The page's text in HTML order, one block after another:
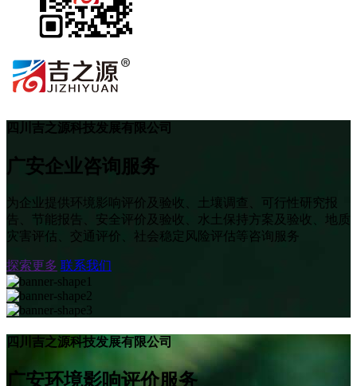
四川吉之源科技发展有限公司
广安企业咨询服务
为企业提供环境影响评价及验收、土壤调查、可行性研究报
告、节能报告、安全评价及验收、水土保持方案及验收、地质
灾害评估、交通评价、社会稳定风险评估等咨询服务
探索更多 联系我们
四川吉之源科技发展有限公司
广安环境影响评价服务